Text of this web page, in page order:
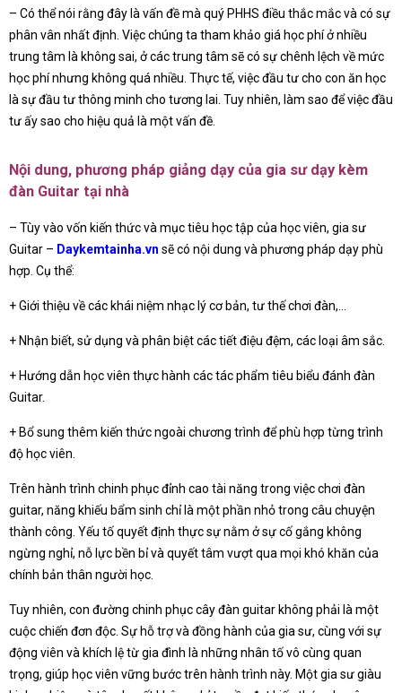
– Có thể nói rằng đây là vấn đề mà quý PHHS điều thắc mắc và có sự
phân vân nhất định. Việc chúng ta tham khảo giá học phí ở nhiều
trung tâm là không sai, ở các trung tâm sẽ có sự chênh lệch về mức
học phí nhưng không quá nhiều. Thực tế, việc đầu tư cho con ăn học
là sự đầu tư thông minh cho tương lai. Tuy nhiên, làm sao để việc đầu
tư ấy sao cho hiệu quả là một vấn đề.
Nội dung, phương pháp giảng dạy của gia sư dạy kèm
đàn Guitar tại nhà
– Tùy vào vốn kiến thức và mục tiêu học tập của học viên, gia sư
Guitar – Daykemtainha.vn sẽ có nội dung và phương pháp dạy phù
hợp. Cụ thể:
+ Giới thiệu về các khái niệm nhạc lý cơ bản, tư thế chơi đàn,…
+ Nhận biết, sử dụng và phân biệt các tiết điệu đệm, các loại âm sắc.
+ Hướng dẫn học viên thực hành các tác phẩm tiêu biểu đánh đàn
Guitar.
+ Bổ sung thêm kiến thức ngoài chương trình để phù hợp từng trình
độ học viên.
Trên hành trình chinh phục đỉnh cao tài năng trong việc chơi đàn
guitar, năng khiếu bẩm sinh chỉ là một phần nhỏ trong câu chuyện
thành công. Yếu tố quyết định thực sự nằm ở sự cố gắng không
ngừng nghỉ, nỗ lực bền bỉ và quyết tâm vượt qua mọi khó khăn của
chính bản thân người học.
Tuy nhiên, con đường chinh phục cây đàn guitar không phải là một
cuộc chiến đơn độc. Sự hỗ trợ và đồng hành của gia sư, cùng với sự
động viên và khích lệ từ gia đình là những nhân tố vô cùng quan
trọng, giúp học viên vững bước trên hành trình này. Một gia sư giàu